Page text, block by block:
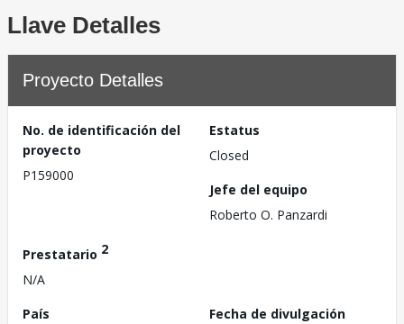
Llave Detalles
Proyecto Detalles
No. de identificación del
proyecto
P159000
Estatus
Closed
Jefe del equipo
Roberto O. Panzardi
Prestatario 2
N/A
País
Fecha de divulgación